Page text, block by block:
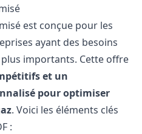
est conçue pour les
ayant des besoins
importants. Cette offre
et un
pour optimiser
. Voici les éléments clés
: